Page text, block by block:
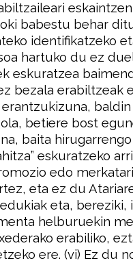
babestu behar
identifikatzeko
hartuko du ez
eskuratzea
bezala erabiltzeak
betiere bost
baita
eskuratzeko
edo
eta ez du
eta,
helburuekin
erabiliko,
ere. (vi) Ez du